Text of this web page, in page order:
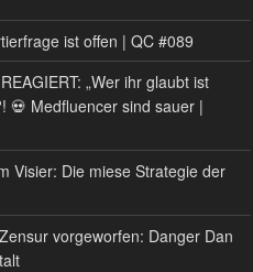
ist offen | QC #089
„Wer ihr glaubt ist
💀 Medfluencer sind sauer |
Visier: Die miese Strategie der
vorgeworfen: Danger Dan